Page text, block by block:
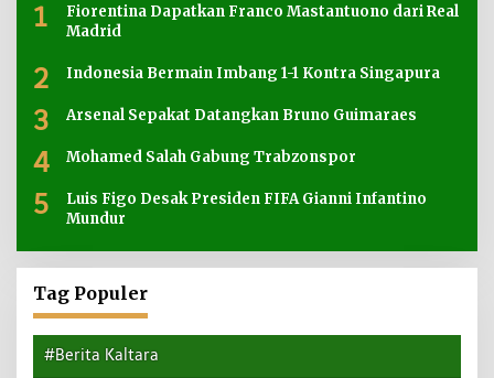
1
Fiorentina Dapatkan Franco Mastantuono dari Real
Madrid
2 Indonesia Bermain Imbang 1-1 Kontra Singapura
3 Arsenal Sepakat Datangkan Bruno Guimaraes
4 Mohamed Salah Gabung Trabzonspor
5
Luis Figo Desak Presiden FIFA Gianni Infantino
Mundur
Tag Populer
#Berita Kaltara